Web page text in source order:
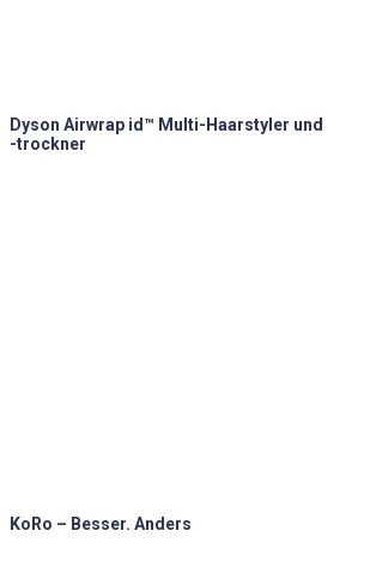
Dyson Airwrap id™ Multi-Haarstyler und
-trockner
KoRo – Besser. Anders